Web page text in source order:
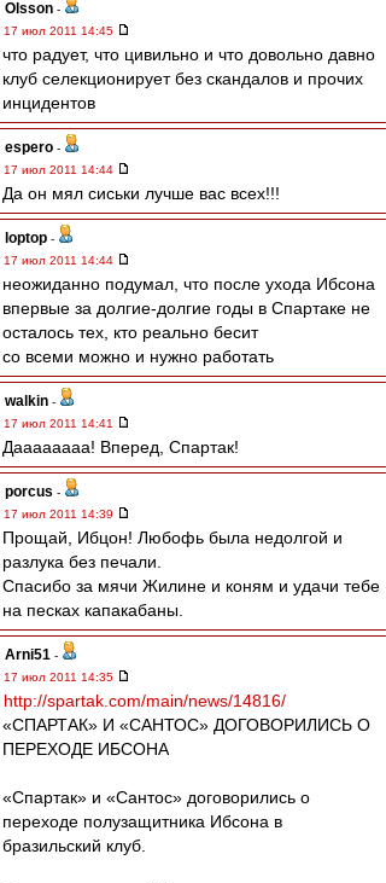
Olsson -
17 июл 2011 14:45
что радует, что цивильно и что довольно давно
клуб селекционирует без скандалов и прочих
инцидентов
espero -
17 июл 2011 14:44
Да он мял сиськи лучше вас всех!!!
loptop -
17 июл 2011 14:44
неожиданно подумал, что после ухода Ибсона
впервые за долгие-долгие годы в Спартаке не
осталось тех, кто реально бесит
со всеми можно и нужно работать
walkin -
17 июл 2011 14:41
Даааааааа! Вперед, Спартак!
porcus -
17 июл 2011 14:39
Прощай, Ибцон! Любофь была недолгой и
разлука без печали.
Спасибо за мячи Жилине и коням и удачи тебе
на песках капакабаны.
Arni51 -
17 июл 2011 14:35
http://spartak.com/main/news/14816/
«СПАРТАК» И «САНТОС» ДОГОВОРИЛИСЬ О
ПЕРЕХОДЕ ИБСОНА
«Спартак» и «Сантос» договорились о
переходе полузащитника Ибсона в
бразильский клуб.